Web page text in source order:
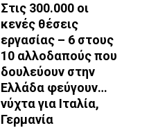
Στις 300.000 οι
κενές θέσεις
εργασίας – 6 στους
10 αλλοδαπούς που
δουλεύουν στην
Ελλάδα φεύγουν…
νύχτα για Ιταλία,
Γερμανία